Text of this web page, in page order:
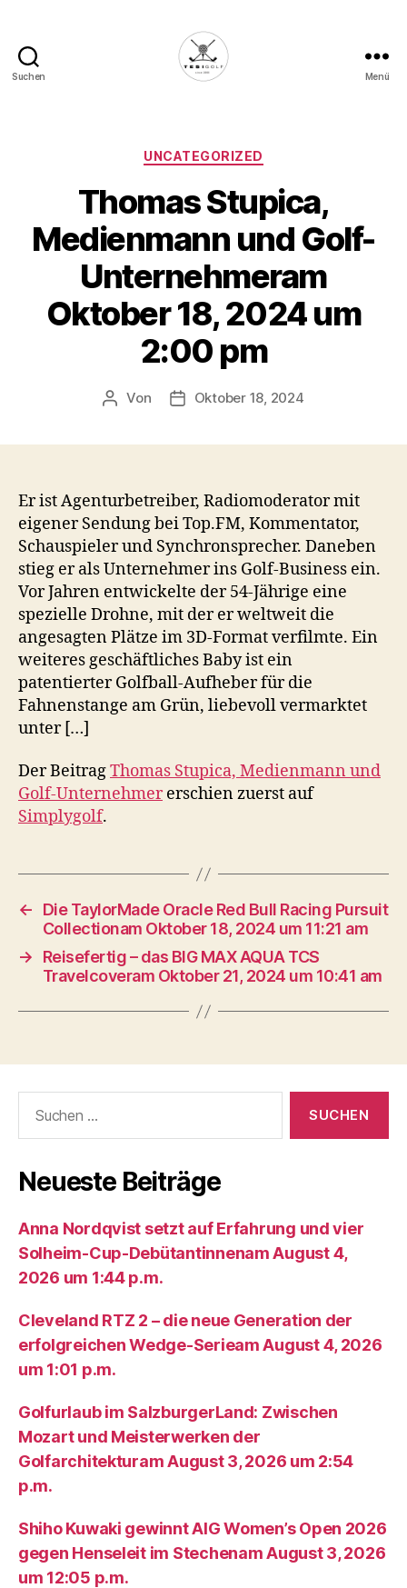
Suchen
Deine
Plattform
für
Golfbegeisterte!
Menü
Kategorien
UNCATEGORIZED
Thomas Stupica,
Medienmann und Golf-
Unternehmeram
Oktober 18, 2024 um
2:00 pm
Beitragsautor
Von Veröffentlichungsdatum
Oktober 18, 2024
Er ist Agenturbetreiber, Radiomoderator mit
eigener Sendung bei Top.FM, Kommentator,
Schauspieler und Synchronsprecher. Daneben
stieg er als Unternehmer ins Golf-Business ein.
Vor Jahren entwickelte der 54-Jährige eine
spezielle Drohne, mit der er weltweit die
angesagten Plätze im 3D-Format verfilmte. Ein
weiteres geschäftliches Baby ist ein
patentierter Golfball-Aufheber für die
Fahnenstange am Grün, liebevoll vermarktet
unter […]
Der BeitragThomas Stupica, Medienmann und
Golf-Unternehmererschien zuerst auf
Simplygolf.
←
Die TaylorMade Oracle Red Bull Racing Pursuit
Collectionam Oktober 18, 2024 um 11:21 am
→
Reisefertig – das BIG MAX AQUA TCS
Travelcoveram Oktober 21, 2024 um 10:41 am
nach:
Neueste Beiträge
Anna Nordqvist setzt auf Erfahrung und vier
Solheim-Cup-Debütantinnenam August 4,
2026 um 1:44 p.m.
Cleveland RTZ 2 – die neue Generation der
erfolgreichen Wedge-Serieam August 4, 2026
um 1:01 p.m.
Golfurlaub im SalzburgerLand: Zwischen
Mozart und Meisterwerken der
Golfarchitekturam August 3, 2026 um 2:54
p.m.
Shiho Kuwaki gewinnt AIG Women’s Open 2026
gegen Henseleit im Stechenam August 3, 2026
um 12:05 p.m.